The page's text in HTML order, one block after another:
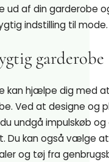
ud af din garderobe
indstilling til mode.
garderobe
kan hjælpe dig med
Ved at designe og
undgå impulskøb
Du kan også vælge
og tøj fra